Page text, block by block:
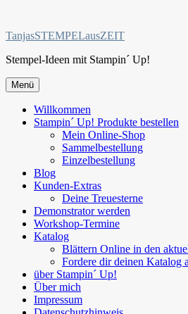
springen
TanjasSTEMPELausZEIT
Stempel-Ideen mit Stampin´ Up!
Menü
Willkommen
Stampin´ Up! Produkte bestellen
Mein Online-Shop
Sammelbestellung
Einzelbestellung
Blog
Kunden-Extras
Deine Treuesterne
Demonstrator werden
Workshop-Termine
Katalog
Blättern Online in den
Fordere dir deinen Katalog
über Stampin´ Up!
Über mich
Impressum